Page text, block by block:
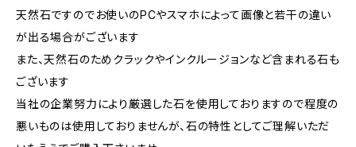
天然石ですのでお使いのPCやスマホによって画像と若干の違い
が出る場合がございます
また、天然石のためクラックやインクルージョンなど含まれる石も
ございます
当社の企業努力により厳選した石を使用しておりますので程度の
悪いものは使用しておりませんが、石の特性としてご理解いただ